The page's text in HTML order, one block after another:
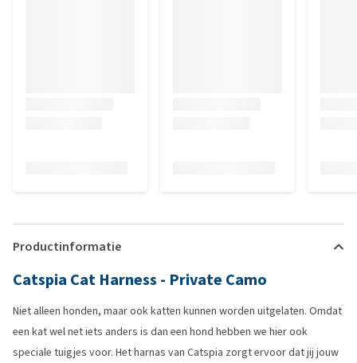
Productinformatie
Catspia Cat Harness - Private Camo
Niet alleen honden, maar ook katten kunnen worden uitgelaten. Omdat
een kat wel net iets anders is dan een hond hebben we hier ook
speciale tuigjes voor. Het harnas van Catspia zorgt ervoor dat jij jouw